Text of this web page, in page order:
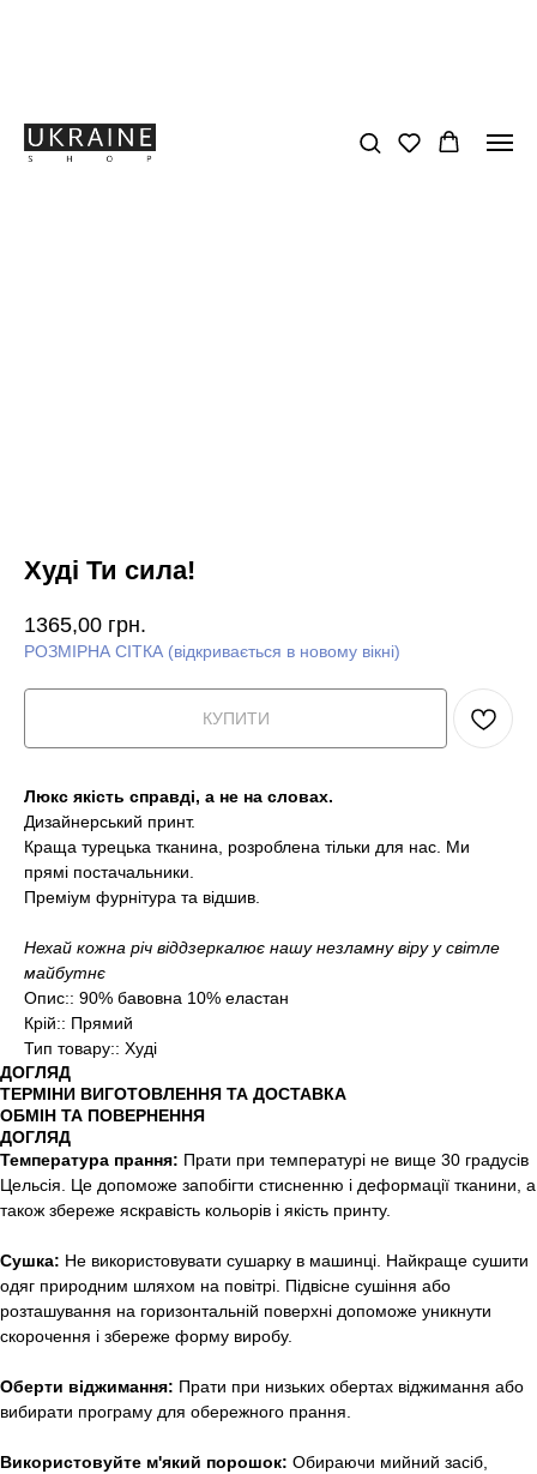
Худі Ти сила!
1365,00 грн.
РОЗМІРНА СІТКА (відкривається в новому вікні)
КУПИТИ
Люкс якість справді, а не на словах.
Дизайнерський принт.
Краща турецька тканина, розроблена тільки для нас. Ми
прямі постачальники.
Преміум фурнітура та відшив.
Нехай кожна річ віддзеркалює нашу незламну віру у світле
майбутнє
Опис:: 90% бавовна 10% еластан
Крій:: Прямий
Тип товару:: Худі
ДОГЛЯД
ТЕРМІНИ ВИГОТОВЛЕННЯ ТА ДОСТАВКА
ОБМІН ТА ПОВЕРНЕННЯ
ДОГЛЯД
Температура прання: Прати при температурі не вище 30 градусів
Цельсія. Це допоможе запобігти стисненню і деформації тканини, а
також збереже яскравість кольорів і якість принту.
Сушка: Не використовувати сушарку в машинці. Найкраще сушити
одяг природним шляхом на повітрі. Підвісне сушіння або
розташування на горизонтальній поверхні допоможе уникнути
скорочення і збереже форму виробу.
Оберти віджимання: Прати при низьких обертах віджимання або
вибирати програму для обережного прання.
Використовуйте м'який порошок: Обираючи мийний засіб,